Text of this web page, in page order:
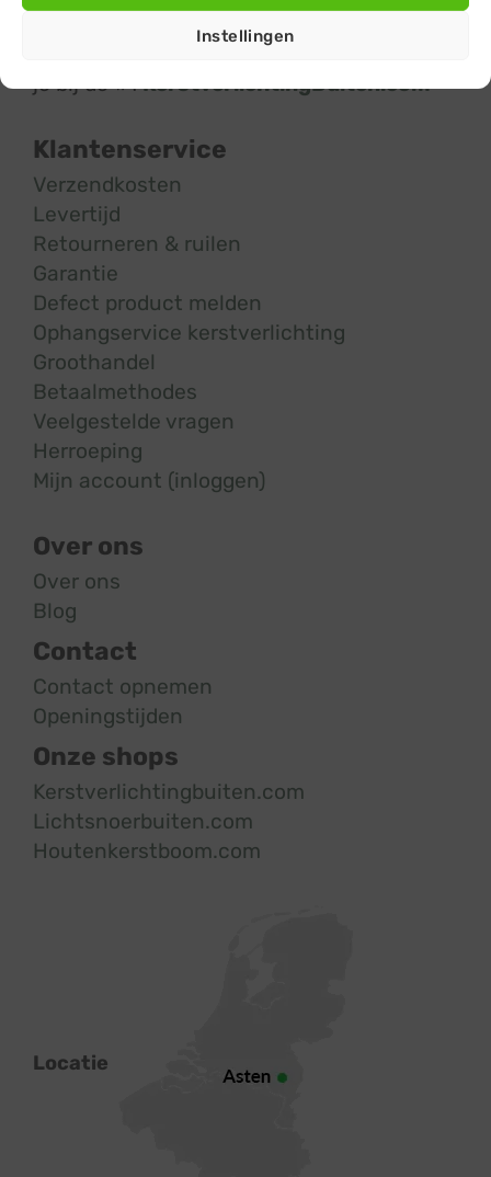
Instellingen
en feestverlichting
je bij de #1KerstverlichtingBuiten.com
Klantenservice
Verzendkosten
Levertijd
Retourneren & ruilen
Garantie
Defect product melden
Ophangservice kerstverlichting
Groothandel
Betaalmethodes
Veelgestelde vragen
Herroeping
Mijn account (inloggen)
Over ons
Over ons
Blog
Contact
Contact opnemen
Openingstijden
Onze shops
Kerstverlichtingbuiten.com
Lichtsnoerbuiten.com
Houtenkerstboom.com
Locatie